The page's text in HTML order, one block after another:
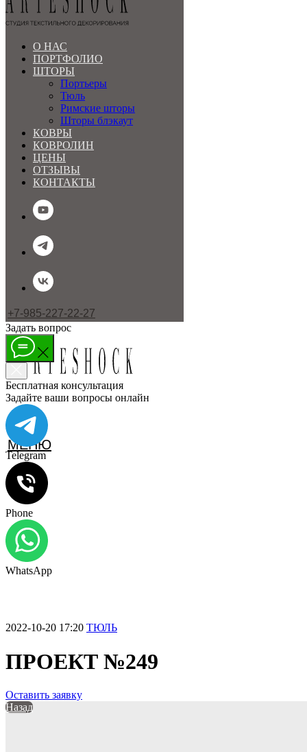
МЕНЮ
МЕНЮ
О НАС
ПОРТФОЛИО
ШТОРЫ
Портьеры
Тюль
Римские шторы
Шторы блэкаут
КОВРЫ
КОВРОЛИН
ЦЕНЫ
ОТЗЫВЫ
КОНТАКТЫ
+7-985-227-22-27
Задать вопрос
Бесплатная консультация
Задайте ваши вопросы онлайн
Telegram
Phone
WhatsApp
2022-10-20 17:20 ТЮЛЬ
ПРОЕКТ №249
Оставить заявку
Назад